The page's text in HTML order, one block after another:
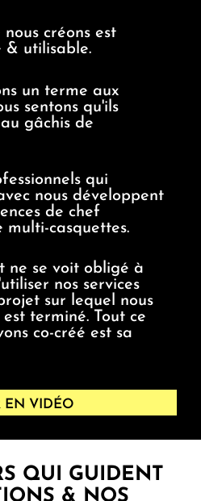
nous créons est
& utilisable.
un terme aux
sentons qu'ils
gâchis de
qui
nous développent
de chef
multi-casquettes.
ne se voit obligé à
nos services
sur lequel nous
terminé. Tout ce
co-créé est sa
EN VIDÉO
QUI GUIDENT
& NOS